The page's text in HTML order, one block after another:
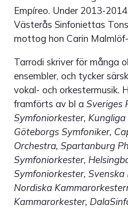
Empíreo. Under 2013-
Västerås Sinfoniettas
mottog hon Carin
Tarrodi skriver för många
ensembler, och tycker
vokal- och orkestermusik.
framförts av bl aSveriges
Symfoniorkester,
Göteborgs Symfoniker,
Orchestra, Spartanburg
Symfoniorkester,
Symfoniorkester,
Nordiska
Kammarorkester,